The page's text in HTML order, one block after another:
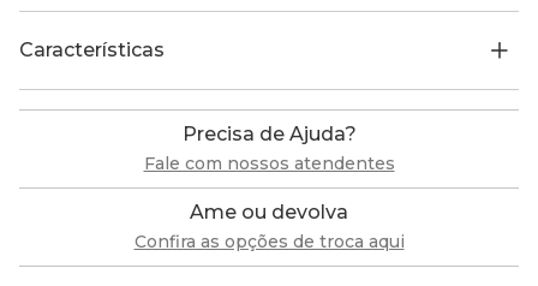
Características
Precisa de Ajuda?
Fale com nossos atendentes
Ame ou devolva
Confira as opções de troca aqui